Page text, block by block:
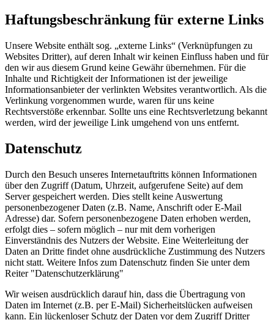
Haftungsbeschränkung für externe Links
Unsere Website enthält sog. „externe Links“ (Verknüpfungen zu
Websites Dritter), auf deren Inhalt wir keinen Einfluss haben und für
den wir aus diesem Grund keine Gewähr übernehmen. Für die
Inhalte und Richtigkeit der Informationen ist der jeweilige
Informationsanbieter der verlinkten Websites verantwortlich. Als die
Verlinkung vorgenommen wurde, waren für uns keine
Rechtsverstöße erkennbar. Sollte uns eine Rechtsverletzung bekannt
werden, wird der jeweilige Link umgehend von uns entfernt.
Datenschutz
Durch den Besuch unseres Internetauftritts können Informationen
über den Zugriff (Datum, Uhrzeit, aufgerufene Seite) auf dem
Server gespeichert werden. Dies stellt keine Auswertung
personenbezogener Daten (z.B. Name, Anschrift oder E-Mail
Adresse) dar. Sofern personenbezogene Daten erhoben werden,
erfolgt dies – sofern möglich – nur mit dem vorherigen
Einverständnis des Nutzers der Website. Eine Weiterleitung der
Daten an Dritte findet ohne ausdrückliche Zustimmung des Nutzers
nicht statt. Weitere Infos zum Datenschutz finden Sie unter dem
Reiter "Datenschutzerklärung"
Wir weisen ausdrücklich darauf hin, dass die Übertragung von
Daten im Internet (z.B. per E-Mail) Sicherheitslücken aufweisen
kann. Ein lückenloser Schutz der Daten vor dem Zugriff Dritter